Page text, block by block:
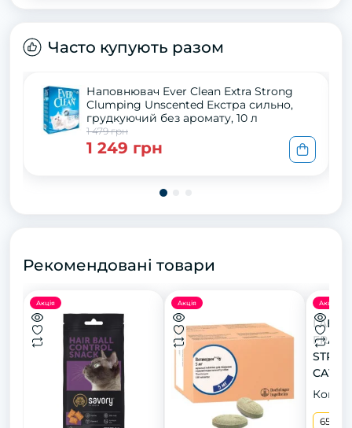
Часто купують разом
Наповнювач Ever Clean Extra Strong
Clumping Unscented Екстра сильно,
грудкуючий без аромату, 10 л
1 479 грн
1 249 грн
Рекомендовані товари
Акція Акція Акція
CATS
65 г